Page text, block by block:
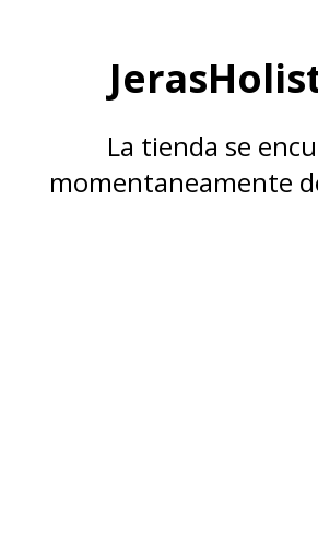
La tienda se
momentaneamente